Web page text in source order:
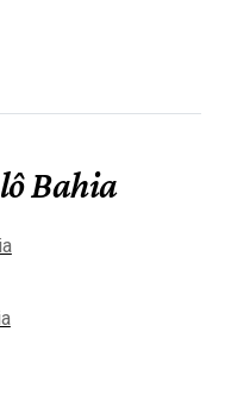
Bahia